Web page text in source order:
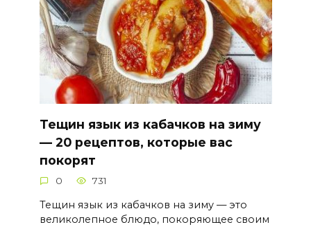
Тещин язык из кабачков на зиму
— 20 рецептов, которые вас
покорят
0 731
Тещин язык из кабачков на зиму — это
великолепное блюдо, покоряющее своим